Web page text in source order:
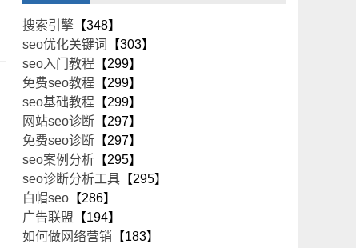
搜索引擎 【348】
seo优化关键词
【303】
seo入门教程 【299】
免费seo教程 【299】
seo基础教程 【299】
网站seo诊断 【297】
免费seo诊断 【297】
seo案例分析 【295】
seo诊断分析工具 【295】
白帽seo 【286】
广告联盟 【194】
如何做网络营销 【183】